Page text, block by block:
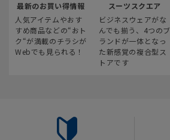
最新のお買い得情報
人気アイテムやおす
すめ商品などの“おト
ク“が満載のチラシが
Webでも見られる！
スーツスクエア
ビジネスウェアがな
んでも揃う、4つのブ
ランドが一体となっ
た新感覚の複合型ス
トアです